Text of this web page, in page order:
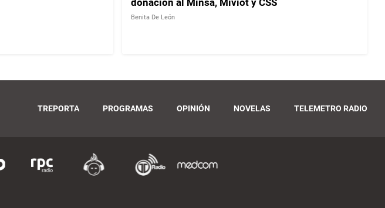
donación al Minsa, Miviot y CSS
Benita De León
TREPORTA PROGRAMAS OPINIÓN NOVELAS TELEMETRO RADIO